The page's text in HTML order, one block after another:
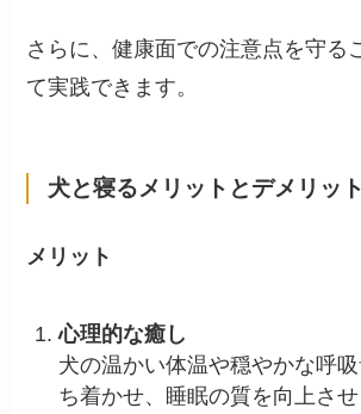
さらに、健康面での注意点を守る
て実践できます。
犬と寝るメリットとデメリット
メリット
心理的な癒し
犬の温かい体温や穏やかな呼
ち着かせ、睡眠の質を向上さ